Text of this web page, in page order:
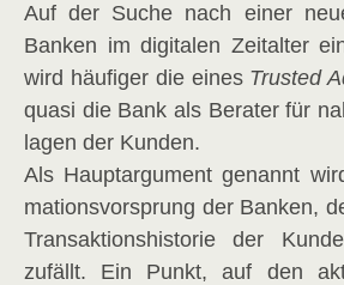
Auf der Suche nach einer
Ban­ken im digi­ta­len Zeit­al­ter
wird häu­fi­ger die eines Trus­ted
qua­si die Bank als Bera­ter für
la­gen der Kunden.
Als Haupt­ar­gu­ment genannt
ma­ti­ons­vor­sprung der Ban­ken,
Trans­ak­ti­ons­his­to­rie der
zufällt. Ein Punkt, auf den